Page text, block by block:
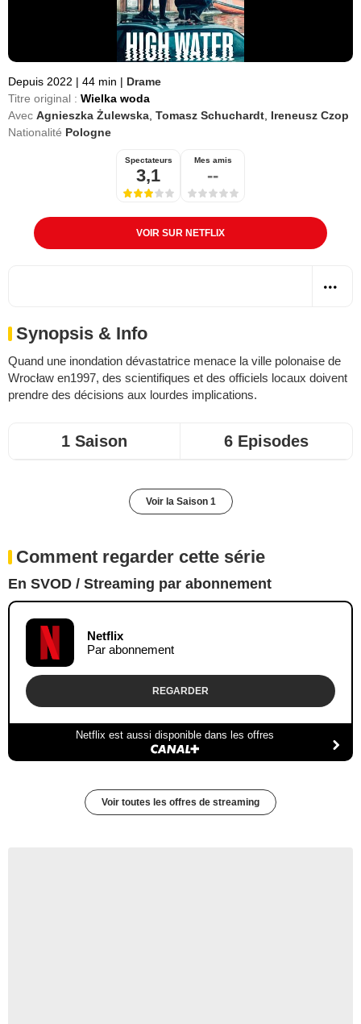
Depuis 2022 | 44 min | Drame
Titre original : Wielka woda
Avec Agnieszka Żulewska Tomasz Schuchardt Ireneusz Czop
Nationalité Pologne
Spectateurs
3,1
Mes amis
--
VOIR SUR NETFLIX
Synopsis & Info
Quand une inondation dévastatrice menace la ville polonaise de
Wrocław en1997, des scientifiques et des officiels locaux doivent
prendre des décisions aux lourdes implications.
1 Saison 6 Episodes
Voir la Saison 1
Comment regarder cette série
En SVOD / Streaming par abonnement
Netflix
Par abonnement
REGARDER
Netflix est aussi disponible dans les offres
Voir toutes les offres de streaming